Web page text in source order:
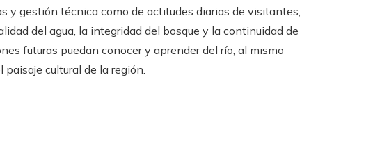
y gestión técnica como de actitudes diarias de visitantes,
del agua, la integridad del bosque y la continuidad de
futuras puedan conocer y aprender del río, al mismo
cultural de la región.